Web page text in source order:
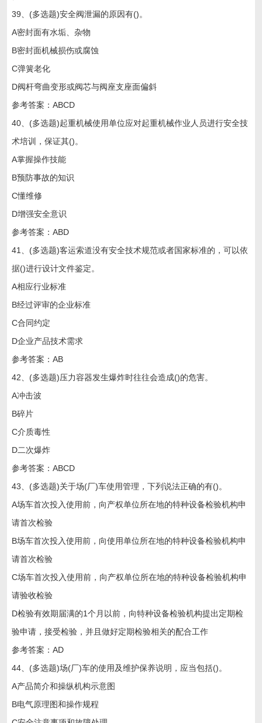
39、(多选题)安全阀泄漏的原因有()。
A密封面有水垢、杂物
B密封面机械损伤或腐蚀
C弹簧老化
D阀杆弯曲变形或阀芯与阀座支座面偏斜
参考答案：ABCD
40、(多选题)起重机械使用单位应对起重机械作业人员进行安全技
术培训，保证其()。
A掌握操作技能
B预防事故的知识
C懂维修
D增强安全意识
参考答案：ABD
41、(多选题)客运索道没有安全技术规范或者国家标准的，可以依
据()进行设计文件鉴定。
A相应行业标准
B经过评审的企业标准
C合同约定
D企业产品技术需求
参考答案：AB
42、(多选题)压力容器发生爆炸时往往会造成()的危害。
A冲击波
B碎片
C介质毒性
D二次爆炸
参考答案：ABCD
43、(多选题)关于场(厂)车使用管理，下列说法正确的有()。
A场车首次投入使用前，向产权单位所在地的特种设备检验机构申
请首次检验
B场车首次投入使用前，向使用单位所在地的特种设备检验机构申
请首次检验
C场车首次投入使用前，向产权单位所在地的特种设备检验机构申
请验收检验
D检验有效期届满的1个月以前，向特种设备检验机构提出定期检
验申请，接受检验，并且做好定期检验相关的配合工作
参考答案：AD
44、(多选题)场(厂)车的使用及维护保养说明，应当包括()。
A产品简介和操纵机构示意图
B电气原理图和操作规程